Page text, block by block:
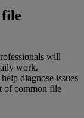
will
work.
diagnose issues
of common file